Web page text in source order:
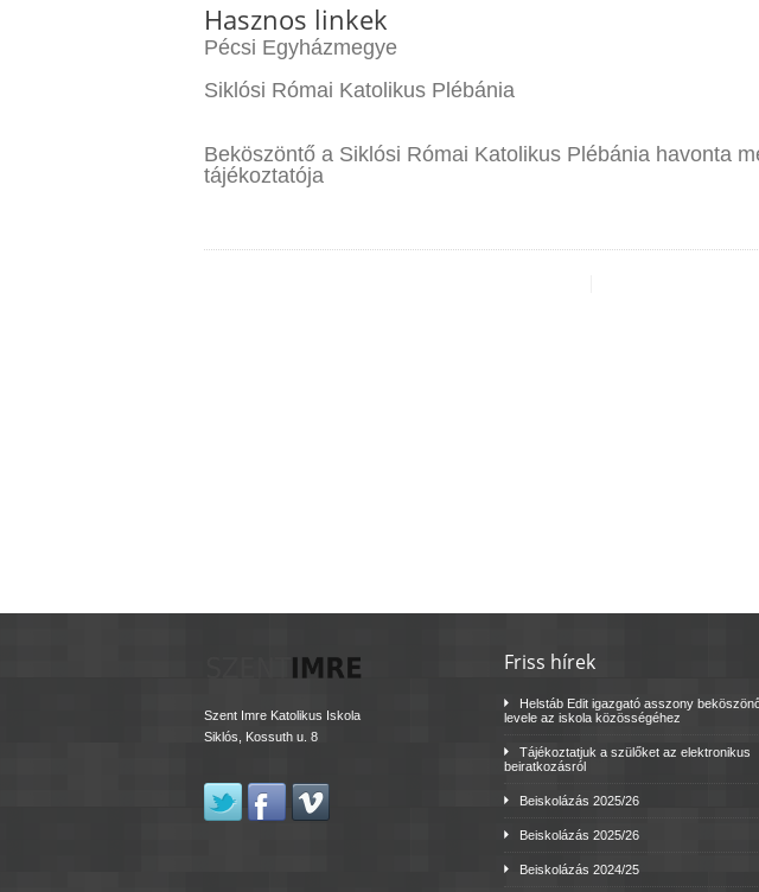
Hasznos linkek
Pécsi Egyházmegye
Siklósi Római Katolikus Plébánia
Beköszöntő a Siklósi Római Katolikus Plébánia havonta
tájékoztatója
Szent Imre Katolikus Iskola
Siklós, Kossuth u. 8
Friss hírek
Helstáb Edit igazgató asszony
levele az iskola közösségéhez
Tájékoztatjuk a szülőket az elektronikus
beiratkozásról
Beiskolázás 2025/26
Beiskolázás 2025/26
Beiskolázás 2024/25